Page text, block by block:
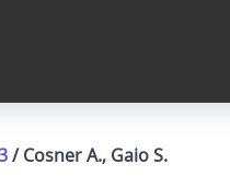
/ Cosner A., Gaio S.